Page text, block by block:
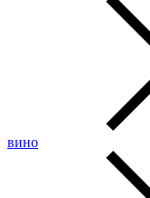
вино